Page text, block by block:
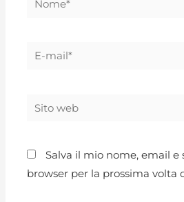
Salva il mio nome, email e
browser per la prossima volta